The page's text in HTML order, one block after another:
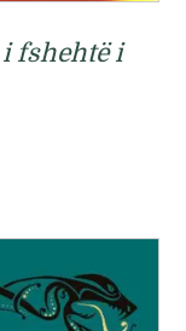
fshehtë i